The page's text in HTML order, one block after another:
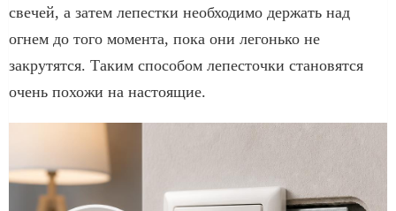
свечей, а затем лепестки необходимо держать над
огнем до того момента, пока они легонько не
закрутятся. Таким способом лепесточки становятся
очень похожи на настоящие.